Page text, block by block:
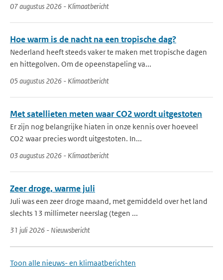
07 augustus 2026 - Klimaatbericht
Hoe warm is de nacht na een tropische dag?
Nederland heeft steeds vaker te maken met tropische dagen
en hittegolven. Om de opeenstapeling va...
05 augustus 2026 - Klimaatbericht
Met satellieten meten waar CO2 wordt uitgestoten
Er zijn nog belangrijke hiaten in onze kennis over hoeveel
CO2 waar precies wordt uitgestoten. In...
03 augustus 2026 - Klimaatbericht
Zeer droge, warme juli
Juli was een zeer droge maand, met gemiddeld over het land
slechts 13 millimeter neerslag (tegen ...
31 juli 2026 - Nieuwsbericht
Toon alle nieuws- en klimaatberichten